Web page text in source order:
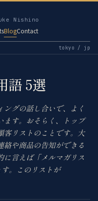
Nishino
BlogContact
tokyo / jp
語 5選
グの話し合いで、よく
ます。おそらく、トップ
客リストのことです。大
絡や商品の告知ができる
に言えば「メルマガリス
。このリストが